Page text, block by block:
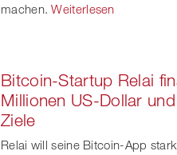
machen. Weiterlesen
Bitcoin-Startup Relai
Millionen US-Dollar
Ziele
Relai will seine Bitcoin-App